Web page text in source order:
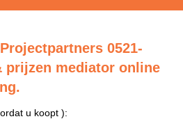
0521-
prijzen mediator online
u koopt ):